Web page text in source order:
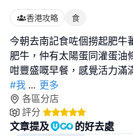
香港攻略 食
今朝去南記食咗個撈起肥牛
肥牛，仲有太陽蛋同灌蛋油
#我 ... 更多
各區分店
評分
文章提及 的好去處